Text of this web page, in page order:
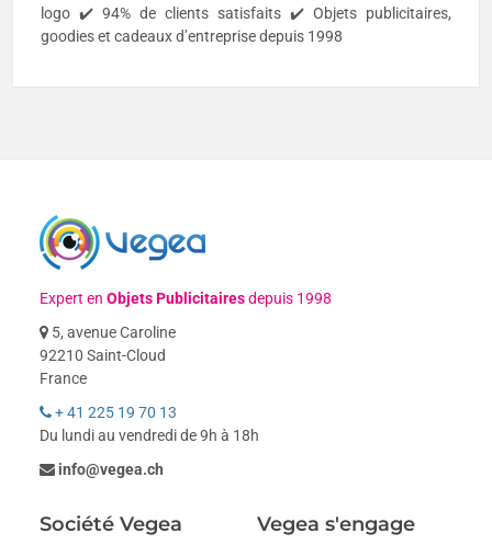
logo ✔️ 94% de clients satisfaits ✔️ Objets publicitaires,
goodies et cadeaux d’entreprise depuis 1998
Expert enObjets Publicitairesdepuis 1998
5, avenue Caroline
92210 Saint-Cloud
France
+ 41 225 19 70 13
Du lundi au vendredi de 9h à 18h
info@vegea.ch
Société Vegea Vegea s'engage